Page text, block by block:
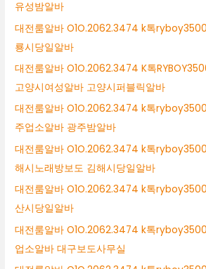
유성밤알바
대전룸알바 O1O.2062.3474 k톡
룡시당일알바
대전룸알바 O1O.2062.3474 K톡
고양시여성알바 고양시퍼블릭알바
대전룸알바 O1O.2062.3474 k톡
주업소알바 광주밤알바
대전룸알바 O1O.2062.3474 k톡
해시노래방보도 김해시당일알바
대전룸알바 O1O.2062.3474 k톡
산시당일알바
대전룸알바 O1O.2062.3474 k톡
업소알바 대구보도사무실